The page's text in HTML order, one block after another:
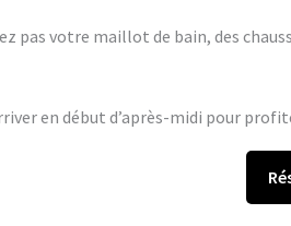
pas votre maillot de bain, des
en début d’après-midi pour